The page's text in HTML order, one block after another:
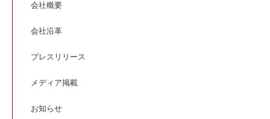
会社概要
会社沿革
プレスリリース
メディア掲載
お知らせ